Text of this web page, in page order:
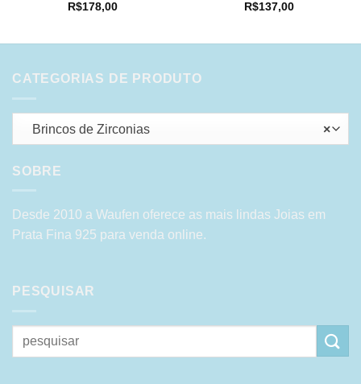
R$178,00
R$137,00
CATEGORIAS DE PRODUTO
×
Brincos de Zirconias
SOBRE
Desde 2010 a Waufen oferece as mais lindas Joias em
Prata Fina 925 para venda online.
PESQUISAR
Pesquisar
por: